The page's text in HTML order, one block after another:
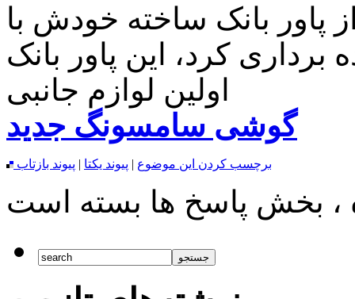
بانک ساخته خودش با
پرده برداری کرد، این پاور بانک
اولین لوازم جانبی
گوشی سامسونگ جدید
برچسب کردن این موضوع | پیوند یکتا | پیوند بازتاب